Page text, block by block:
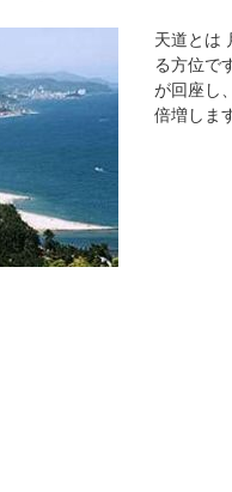
天道とは
る方位で
が回座し
倍増しま